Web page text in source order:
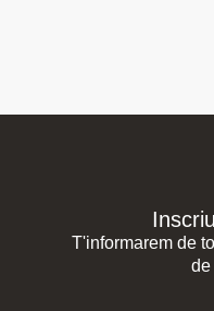
T'informarem de
de